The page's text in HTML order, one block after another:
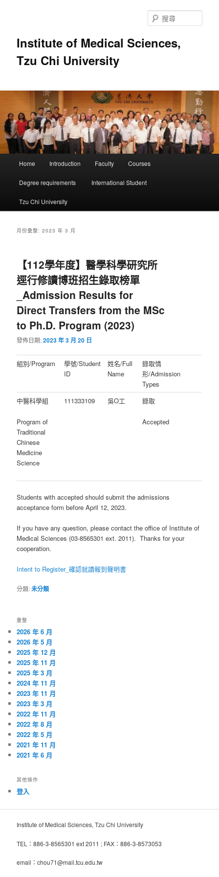
Institute of Medical Sciences,
Tzu Chi University
尋
Home Introduction Faculty Courses
Degree requirements International Student
Tzu Chi University
月份彙整:2023 年 3 月
【112學年度】醫學科學研究所
逕行修讀博班招生錄取榜單
_Admission Results for
Direct Transfers from the MSc
to Ph.D. Program (2023)
發佈日期:2023 年 3 月 20 日
組別/Program
學號/Student
ID
姓名/Full
Name
錄取情
形/Admission
Types
中醫科學組
Program of
Traditional
Chinese
Medicine
Science
111333109 吳O工 錄取
Accepted
Students with accepted should submit the admissions
acceptance form before April 12, 2023.
If you have any question, please contact the office of Institute of
Medical Sciences (03-8565301 ext. 2011). Thanks for your
cooperation.
Intent to Register_確認就讀報到聲明書
分類:未分類
彙整
2026 年 6 月
2026 年 5 月
2025 年 12 月
2025 年 11 月
2025 年 3 月
2024 年 11 月
2023 年 11 月
2023 年 3 月
2022 年 11 月
2022 年 8 月
2022 年 5 月
2021 年 11 月
2021 年 6 月
其他操作
登入
Institute of Medical Sciences, Tzu Chi University
TEL：886-3-8565301 ext 2011 ; FAX：886-3-8573053
email：chou71@mail.tcu.edu.tw